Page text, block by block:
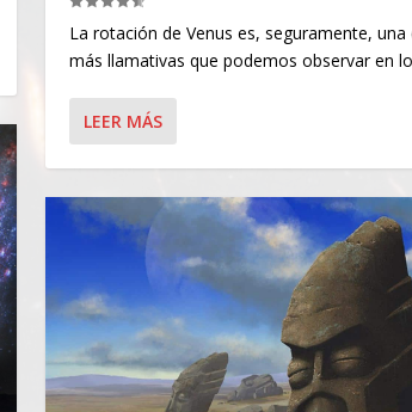
La rotación de Venus es, seguramente, una
más llamativas que podemos observar en
LEER MÁS